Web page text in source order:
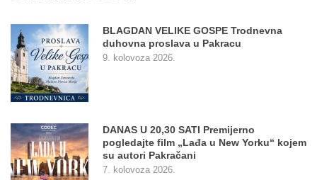
BLAGDAN VELIKE GOSPE Trodnevna
duhovna proslava u Pakracu
9. kolovoza 2026.
DANAS U 20,30 SATI Premijerno
pogledajte film „Lađa u New Yorku“ kojem
su autori Pakračani
7. kolovoza 2026.